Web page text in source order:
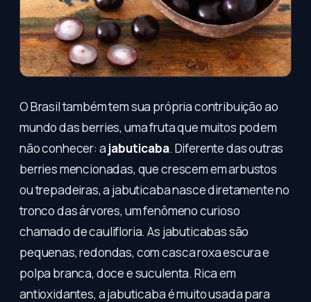
O Brasil também tem sua própria contribuição ao
mundo das berries, uma fruta que muitos podem
não conhecer: a jabuticaba. Diferente das outras
berries mencionadas, que crescem em arbustos
ou trepadeiras, a jabuticaba nasce diretamente no
tronco das árvores, um fenômeno curioso
chamado de caulifloria. As jabuticabas são
pequenas, redondas, com casca roxa escura e
polpa branca, doce e suculenta. Rica em
antioxidantes, a jabuticaba é muito usada para